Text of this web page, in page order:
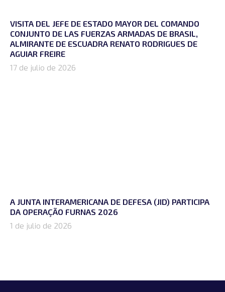
VISITA DEL JEFE DE ESTADO MAYOR DEL COMANDO
CONJUNTO DE LAS FUERZAS ARMADAS DE BRASIL,
ALMIRANTE DE ESCUADRA RENATO RODRIGUES DE
AGUIAR FREIRE
17 de julio de 2026
A JUNTA INTERAMERICANA DE DEFESA (JID) PARTICIPA
DA OPERAÇÃO FURNAS 2026
1 de julio de 2026